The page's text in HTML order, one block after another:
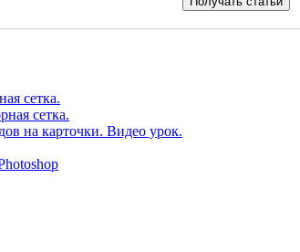
сетка.
сетка.
на карточки. Видео урок.